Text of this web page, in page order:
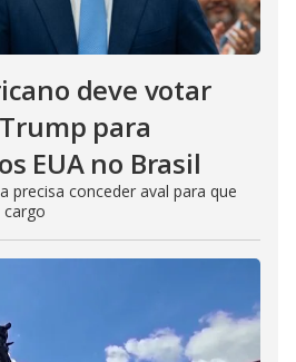
deve votar
para
EUA no Brasil
precisa conceder aval para que
cargo